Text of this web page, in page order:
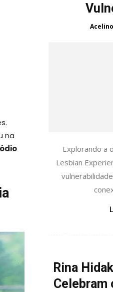
na
Explorando a
Lesbian
Rina
Celebram